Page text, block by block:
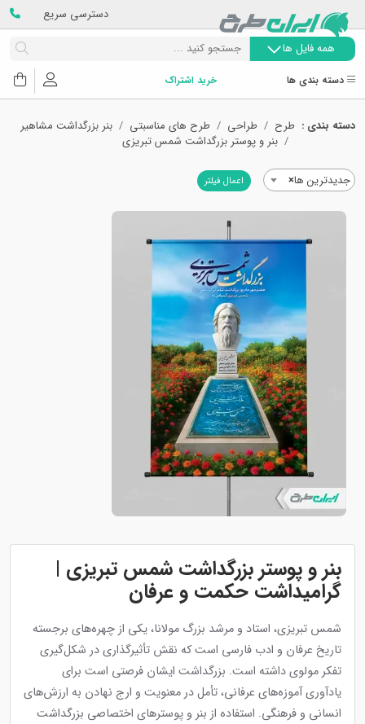
دسترسی سریع
همه فایل ها
دسته بندی ها خرید اشتراک
دسته بندی : طرح طراحی طرح های مناسبتی
بنر بزرگداشت مشاهیر
بنر و پوستر بزرگداشت شمس تبریزی
×جدیدترین ها اعمال فیلتر
بنر و پوستر بزرگداشت شمس تبریزی |
گرامیداشت حکمت و عرفان
شمس تبریزی، استاد و مرشد بزرگ مولانا، یکی از چهره‌های برجسته
تاریخ عرفان و ادب فارسی است که نقش تأثیرگذاری در شکل‌گیری
تفکر مولوی داشته است. بزرگداشت ایشان فرصتی است برای
یادآوری آموزه‌های عرفانی، تأمل در معنویت و ارج نهادن به ارزش‌های
انسانی و فرهنگی. استفاده از بنر و پوسترهای اختصاصی بزرگداشت